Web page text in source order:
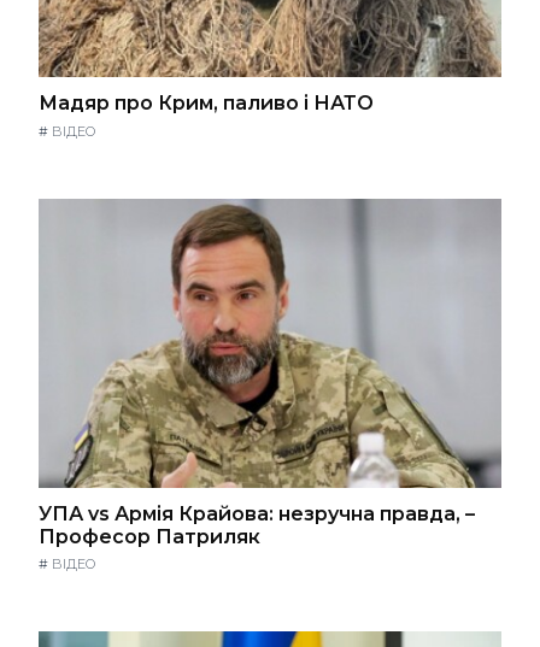
Мадяр про Крим, паливо і НАТО
# ВІДЕО
УПА vs Армія Крайова: незручна правда, –
Професор Патриляк
# ВІДЕО